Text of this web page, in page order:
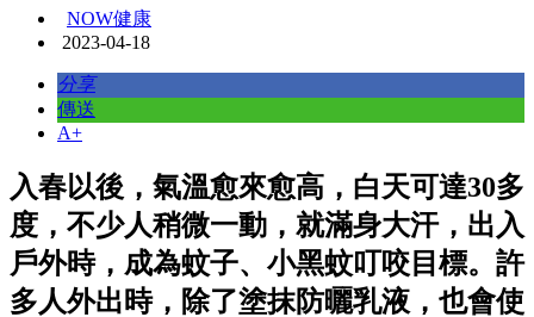
NOW健康
2023-04-18
分享
傳送
A+
入春以後，氣溫愈來愈高，白天可達30多
度，不少人稍微一動，就滿身大汗，出入
戶外時，成為蚊子、小黑蚊叮咬目標。許
多人外出時，除了塗抹防曬乳液，也會使